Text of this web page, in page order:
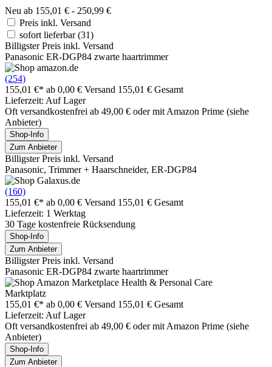
Neu ab 155,01 € - 250,99 €
Preis inkl. Versand
sofort lieferbar(31)
Billigster Preis inkl. Versand
Panasonic ER-DGP84 zwarte haartrimmer
(254)
155,01 €* ab 0,00 € Versand 155,01 € Gesamt
Lieferzeit: Auf Lager
Oft versandkostenfrei ab 49,00 € oder mit Amazon Prime (siehe
Anbieter)
Shop-Info
Zum Anbieter
Billigster Preis inkl. Versand
Panasonic, Trimmer + Haarschneider, ER-DGP84
(160)
155,01 €* ab 0,00 € Versand 155,01 € Gesamt
Lieferzeit: 1 Werktag
30 Tage kostenfreie Rücksendung
Shop-Info
Zum Anbieter
Billigster Preis inkl. Versand
Panasonic ER-DGP84 zwarte haartrimmer
Marktplatz
155,01 €* ab 0,00 € Versand 155,01 € Gesamt
Lieferzeit: Auf Lager
Oft versandkostenfrei ab 49,00 € oder mit Amazon Prime (siehe
Anbieter)
Shop-Info
Zum Anbieter